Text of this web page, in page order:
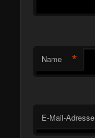
Name *
E-Mail-Adresse